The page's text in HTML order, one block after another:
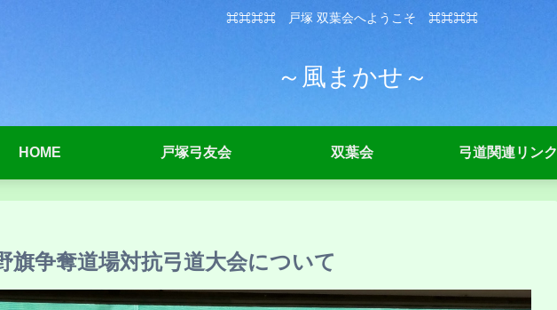
⌘⌘⌘⌘ 戸塚 双葉会へようこそ ⌘⌘⌘⌘
～風まかせ～
HOME 戸塚弓友会 双葉会 弓道関連リンク
旗争奪道場対抗弓道大会について